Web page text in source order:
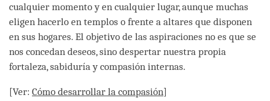
cualquier momento y en cualquier lugar, aunque muchas
eligen hacerlo en templos o frente a altares que disponen
en sus hogares. El objetivo de las aspiraciones no es que se
nos concedan deseos, sino despertar nuestra propia
fortaleza, sabiduría y compasión internas.
[Ver: Cómo desarrollar la compasión]